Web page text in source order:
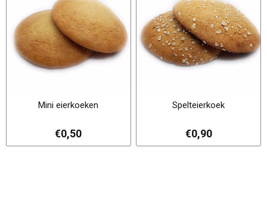
Mini eierkoeken
€0,50
Spelteierkoek
€0,90